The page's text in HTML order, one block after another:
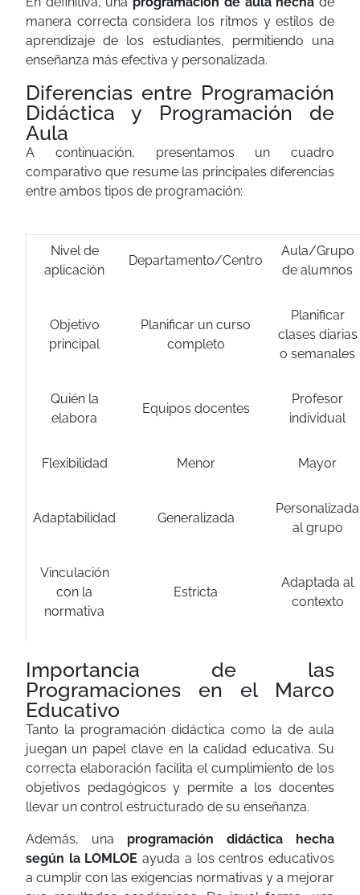
manera correcta considera los ritmos y estilos de
aprendizaje de los estudiantes, permitiendo una
enseñanza más efectiva y personalizada.
Diferencias entre Programación
Didáctica y Programación de
Aula
A continuación, presentamos un cuadro
comparativo que resume las principales diferencias
entre ambos tipos de programación:
Nivel de
aplicación
Departamento/Centro
Aula/Grupo
de alumnos
Objetivo
principal
Planificar un curso
completo
Planificar
clases diarias
o semanales
Quién la
elabora
Equipos docentes
Profesor
individual
Flexibilidad Menor Mayor
Adaptabilidad Generalizada
Personalizada
al grupo
Vinculación
con la
normativa
Estricta
Adaptada al
contexto
Importancia de las
Programaciones en el Marco
Educativo
Tanto la programación didáctica como la de aula
juegan un papel clave en la calidad educativa. Su
correcta elaboración facilita el cumplimiento de los
objetivos pedagógicos y permite a los docentes
llevar un control estructurado de su enseñanza.
Además, una programación didáctica hecha
según la LOMLOE ayuda a los centros educativos
a cumplir con las exigencias normativas y a mejorar